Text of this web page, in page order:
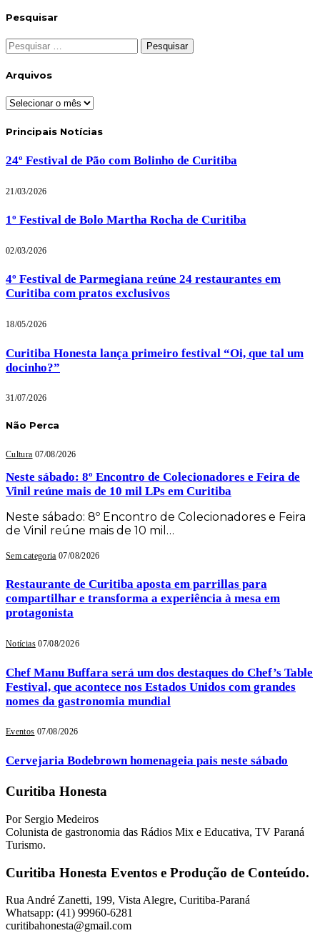
Pesquisar
Pesquisar
por:
Arquivos
Arquivos
Principais Notícias
24º Festival de Pão com Bolinho de Curitiba
21/03/2026
1º Festival de Bolo Martha Rocha de Curitiba
02/03/2026
4º Festival de Parmegiana reúne 24 restaurantes em
Curitiba com pratos exclusivos
18/05/2026
Curitiba Honesta lança primeiro festival “Oi, que tal um
docinho?”
31/07/2026
Não Perca
Cultura 07/08/2026
Neste sábado: 8º Encontro de Colecionadores e Feira de
Vinil reúne mais de 10 mil LPs em Curitiba
Neste sábado: 8º Encontro de Colecionadores e Feira
de Vinil reúne mais de 10 mil…
Sem categoria 07/08/2026
Restaurante de Curitiba aposta em parrillas para
compartilhar e transforma a experiência à mesa em
protagonista
Notícias 07/08/2026
Chef Manu Buffara será um dos destaques do Chef’s Table
Festival, que acontece nos Estados Unidos com grandes
nomes da gastronomia mundial
Eventos 07/08/2026
Cervejaria Bodebrown homenageia pais neste sábado
Curitiba Honesta
Por Sergio Medeiros
Colunista de gastronomia das Rádios Mix e Educativa, TV Paraná
Turismo.
Curitiba Honesta Eventos e Produção de Conteúdo.
Rua André Zanetti, 199, Vista Alegre, Curitiba-Paraná
Whatsapp: (41) 99960-6281
curitibahonesta@gmail.com